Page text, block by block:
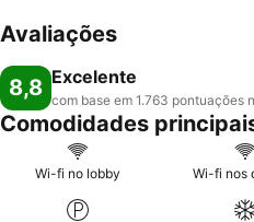
Avaliações
8,8 Excelente
com base em 1.763 pontuações
Comodidades
Wi-fi no lobby Wi-fi nos